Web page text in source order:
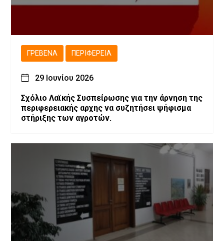
ΓΡΕΒΕΝΆ ΠΕΡΙΦΈΡΕΙΑ
29 Ιουνίου 2026
Σχόλιο Λαϊκής Συσπείρωσης για την άρνηση της
περιφερειακής αρχης να συζητήσει ψήφισμα
στήριξης των αγροτών.